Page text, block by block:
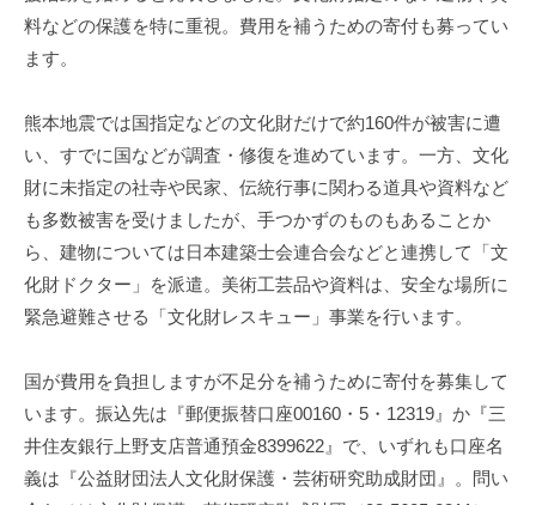
料などの保護を特に重視。費用を補うための寄付も募ってい
ます。
熊本地震では国指定などの文化財だけで約160件が被害に遭
い、すでに国などが調査・修復を進めています。一方、文化
財に未指定の社寺や民家、伝統行事に関わる道具や資料など
も多数被害を受けましたが、手つかずのものもあることか
ら、建物については日本建築士会連合会などと連携して「文
化財ドクター」を派遣。美術工芸品や資料は、安全な場所に
緊急避難させる「文化財レスキュー」事業を行います。
国が費用を負担しますが不足分を補うために寄付を募集して
います。振込先は『郵便振替口座00160・5・12319』か『三
井住友銀行上野支店普通預金8399622』で、いずれも口座名
義は『公益財団法人文化財保護・芸術研究助成財団』。問い